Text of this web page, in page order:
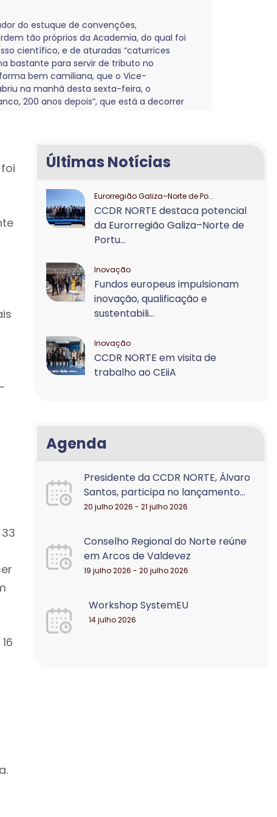
do estuque de convenções,
tão próprios da Academia, do qual foi
científico, e de aturadas “caturrices
bastante para servir de tributo no
bem camiliana, que o Vice-
na manhã desta sexta-feira, o
200 anos depois”, que está a decorrer
Últimas Notícias
Eurorregião Galiza–Norte de Po...
CCDR NORTE destaca potencial
da Eurorregião Galiza–Norte de
Portu...
Inovação
Fundos europeus impulsionam
inovação, qualificação e
sustentabili...
Inovação
CCDR NORTE em visita de
trabalho ao CEiiA
Agenda
Presidente da CCDR NORTE, Álvaro
Santos, participa no lançamento...
20 julho 2026 - 21 julho 2026
Conselho Regional do Norte reúne
em Arcos de Valdevez
19 julho 2026 - 20 julho 2026
Workshop SystemEU
14 julho 2026